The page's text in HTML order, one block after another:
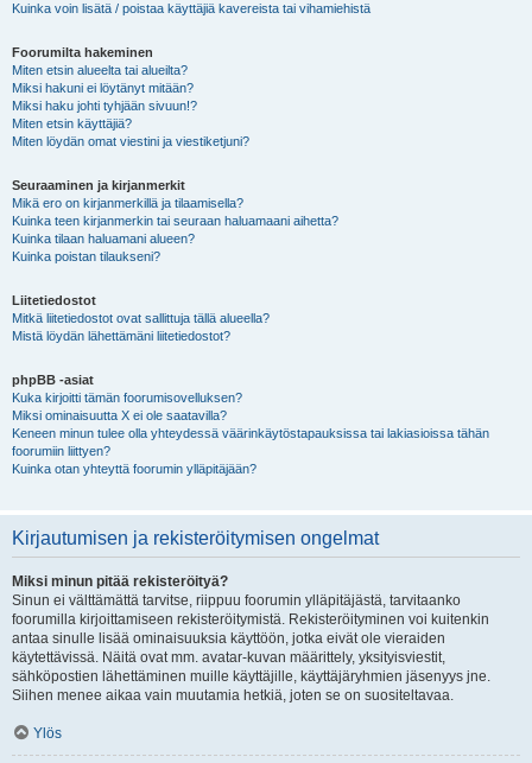
Kuinka voin lisätä / poistaa käyttäjiä kavereista tai vihamiehistä
Foorumilta hakeminen
Miten etsin alueelta tai alueilta?
Miksi hakuni ei löytänyt mitään?
Miksi haku johti tyhjään sivuun!?
Miten etsin käyttäjiä?
Miten löydän omat viestini ja viestiketjuni?
Seuraaminen ja kirjanmerkit
Mikä ero on kirjanmerkillä ja tilaamisella?
Kuinka teen kirjanmerkin tai seuraan haluamaani aihetta?
Kuinka tilaan haluamani alueen?
Kuinka poistan tilaukseni?
Liitetiedostot
Mitkä liitetiedostot ovat sallittuja tällä alueella?
Mistä löydän lähettämäni liitetiedostot?
phpBB -asiat
Kuka kirjoitti tämän foorumisovelluksen?
Miksi ominaisuutta X ei ole saatavilla?
Keneen minun tulee olla yhteydessä väärinkäytöstapauksissa tai lakiasioissa tähän
foorumiin liittyen?
Kuinka otan yhteyttä foorumin ylläpitäjään?
Kirjautumisen ja rekisteröitymisen ongelmat
Miksi minun pitää rekisteröityä?
Sinun ei välttämättä tarvitse, riippuu foorumin ylläpitäjästä, tarvitaanko
foorumilla kirjoittamiseen rekisteröitymistä. Rekisteröityminen voi kuitenkin
antaa sinulle lisää ominaisuuksia käyttöön, jotka eivät ole vieraiden
käytettävissä. Näitä ovat mm. avatar-kuvan määrittely, yksityisviestit,
sähköpostien lähettäminen muille käyttäjille, käyttäjäryhmien jäsenyys jne.
Siihen menee aikaa vain muutamia hetkiä, joten se on suositeltavaa.
Ylös